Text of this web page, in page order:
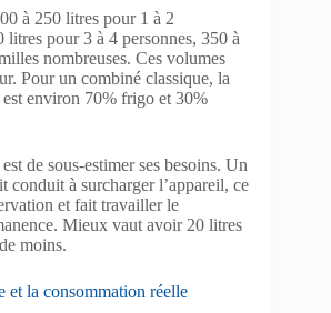
à 250 litres pour 1 à 2
litres pour 3 à 4 personnes, 350 à
nombreuses. Ces volumes
Pour un combiné classique, la
environ 70% frigo et 30%
de sous-estimer ses besoins. Un
conduit à surcharger l’appareil, ce
et fait travailler le
Mieux vaut avoir 20 litres
moins.
et la consommation réelle